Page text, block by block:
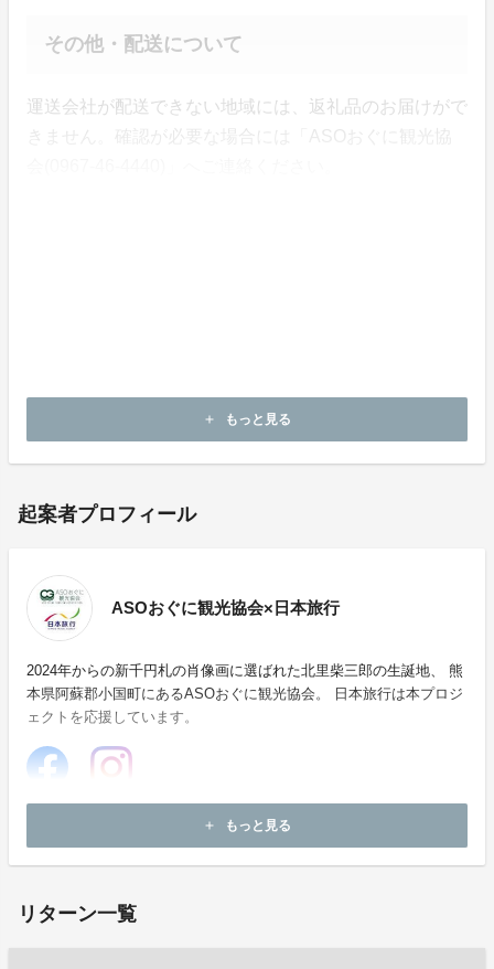
その他・配送について
運送会社が配送できない地域には、返礼品のお届けがで
きません。確認が必要な場合には「ASOおぐに観光協
add もっと見る
起案者プロフィール
ASOおぐに観光協会×日本旅行
2024年からの新千円札の肖像画に選ばれた北里柴三郎の生誕地、 熊
本県阿蘇郡小国町にあるASOおぐに観光協会。 日本旅行は本プロジ
ェクトを応援しています。
add もっと見る
リターン一覧